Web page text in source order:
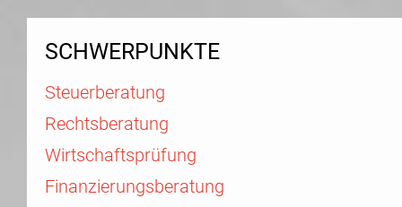
SCHWERPUNKTE
Steuerberatung
Rechtsberatung
Wirtschaftsprüfung
Finanzierungsberatung